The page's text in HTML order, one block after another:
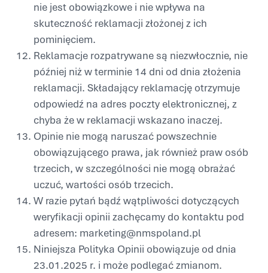
nie jest obowiązkowe i nie wpływa na
skuteczność reklamacji złożonej z ich
pominięciem.
Reklamacje rozpatrywane są niezwłocznie, nie
później niż w terminie 14 dni od dnia złożenia
reklamacji. Składający reklamację otrzymuje
odpowiedź na adres poczty elektronicznej, z
chyba że w reklamacji wskazano inaczej.
Opinie nie mogą naruszać powszechnie
obowiązującego prawa, jak również praw osób
trzecich, w szczególności nie mogą obrażać
uczuć, wartości osób trzecich.
W razie pytań bądź wątpliwości dotyczących
weryfikacji opinii zachęcamy do kontaktu pod
adresem: marketing@nmspoland.pl
Niniejsza Polityka Opinii obowiązuje od dnia
23.01.2025 r. i może podlegać zmianom.